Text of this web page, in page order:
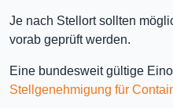
Je nach Stellort sollten
vorab geprüft werden.
Eine bundesweit gültige
Stellgenehmigung für